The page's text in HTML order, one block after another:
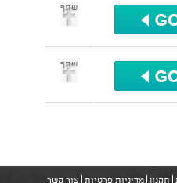
שתף
שתף
תקנון מדיניות פרטיות צור קשר